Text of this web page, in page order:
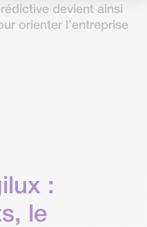
devient ainsi
orienter l’entreprise
:
le